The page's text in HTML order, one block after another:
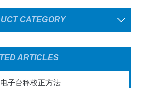
CATEGORY
ARTICLES
子台秤校正方法